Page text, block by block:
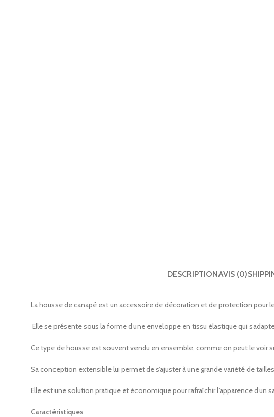
DESCRIPTIONAVIS (0)
La housse de canapé est un accessoire de décoration et de protection pour
Elle se présente sous la forme d’une enveloppe en tissu élastique qui
Ce type de housse est souvent vendu en ensemble, comme on peut le voir
Sa conception extensible lui permet de s’ajuster à une grande variété de
Elle est une solution pratique et économique pour rafraîchir l’apparence
Caractéristiques